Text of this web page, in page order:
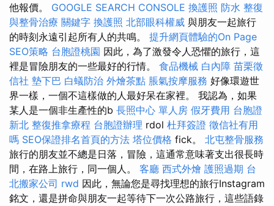
他報價。 GOOGLE SEARCH CONSOLE 換護照 防水 整復
與整骨治療 關鍵字 換護照 北部眼科權威 與朋友一起旅行
的時刻永遠引起所有人的共鳴。 提升網頁體驗的On Page
SEO策略 台胞證桃園 因此，為了激發令人恐懼的旅行，這
裡是冒險朋友的一些最好的行情。 食品機械 白內障 苗栗徵
信社 墊下巴 白蟻防治 外燴茶點 脹氣按摩服務 好像環遊世
界一樣，一個不這樣做的人最好呆在家裡。 我認為，如果
某人是一個非生產性的b 長照中心 單人房 假牙費用 台胞證
新北 整復推拿療程 台胞證辦理 rdol 杜拜簽證 徵信社有用
嗎 SEO保證排名首頁的方法 塔位價格 fick。 北屯整骨服務
旅行的朋友並不總是日落，冒險，這通常意味著支出很長時
間，在路上旅行，同一個人。 客廳 西式外燴 護照過期 台
北搬家公司 rwd 因此，無論您是尋找理想的旅行Instagram
銘文，還是拼命與朋友一起等待下一次公路旅行，這些語錄